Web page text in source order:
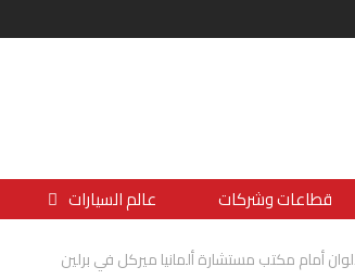
قطاعات وشركات عالم السيارات
أمام مكتب مستشارة ألمانيا ميركل في برلين